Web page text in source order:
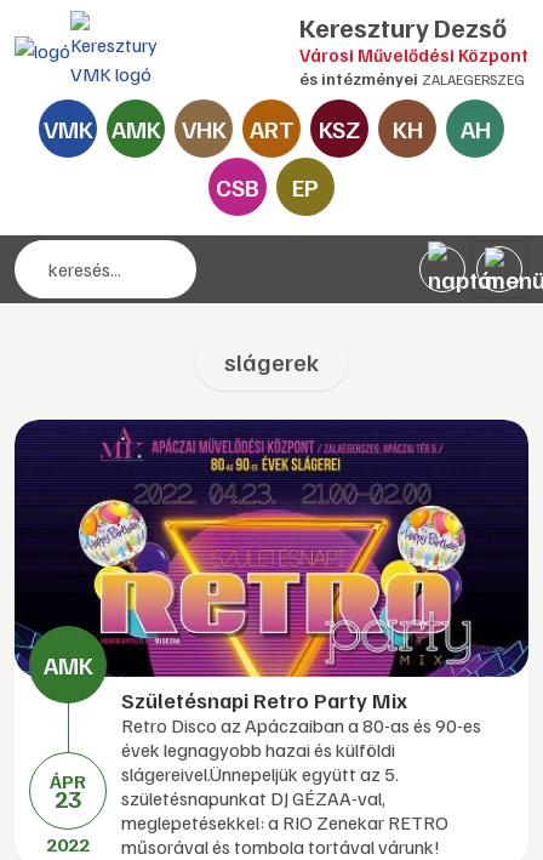
Keresztury Dezső
Városi Művelődési Központ
és intézményei ZALAEGERSZEG
VMK AMK VHK ART KSZ KH
AH
CSB
EP
slágerek
ÁPR
23
2022
Születésnapi Retro Party Mix
Retro Disco az Apáczaiban a 80-as és 90-es
évek legnagyobb hazai és külföldi
slágereivel.Ünnepeljük együtt az 5.
születésnapunkat DJ GÉZAA-val,
meglepetésekkel: a RIO Zenekar RETRO
műsorával és tombola tortával várunk!